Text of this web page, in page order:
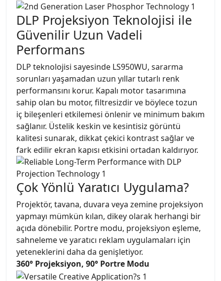
DLP Projeksiyon Teknolojisi ile
Güvenilir Uzun Vadeli
Performans
DLP teknolojisi sayesinde LS950WU, sararma
sorunları yaşamadan uzun yıllar tutarlı renk
performansını korur. Kapalı motor tasarımına
sahip olan bu motor, filtresizdir ve böylece tozun
iç bileşenleri etkilemesi önlenir ve minimum bakım
sağlanır. Üstelik keskin ve kesintisiz görüntü
kalitesi sunarak, dikkat çekici kontrast sağlar ve
fark edilir ekran kapısı etkisini ortadan kaldırıyor.
Çok Yönlü Yaratıcı Uygulama?
Projektör, tavana, duvara veya zemine projeksiyon
yapmayı mümkün kılan, dikey olarak herhangi bir
açıda dönebilir. Portre modu, projeksiyon eşleme,
sahneleme ve yaratıcı reklam uygulamaları için
yeteneklerini daha da genişletiyor.
360° Projeksiyon, 90° Portre Modu